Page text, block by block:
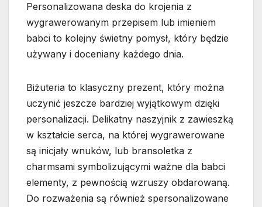
Personalizowana deska do krojenia z
wygrawerowanym przepisem lub imieniem
babci to kolejny świetny pomysł, który będzie
używany i doceniany każdego dnia.
Biżuteria to klasyczny prezent, który można
uczynić jeszcze bardziej wyjątkowym dzięki
personalizacji. Delikatny naszyjnik z zawieszką
w kształcie serca, na której wygrawerowane
są inicjały wnuków, lub bransoletka z
charmsami symbolizującymi ważne dla babci
elementy, z pewnością wzruszy obdarowaną.
Do rozważenia są również spersonalizowane